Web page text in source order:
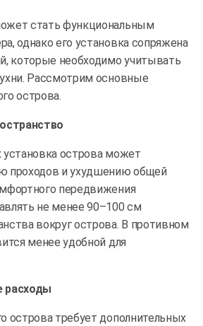
стать функциональным
однако его установка сопряжена
которые необходимо учитывать
Рассмотрим основные
острова.
установка острова может
проходов и ухудшению общей
передвижения
не менее 90–100 см
вокруг острова. В противном
менее удобной для
расходы
острова требует дополнительных